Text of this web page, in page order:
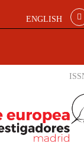
ENGLISH